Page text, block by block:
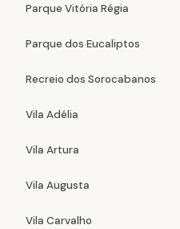
Parque Vitória Régia
Parque dos Eucaliptos
Recreio dos Sorocabanos
Vila Adélia
Vila Artura
Vila Augusta
Vila Carvalho